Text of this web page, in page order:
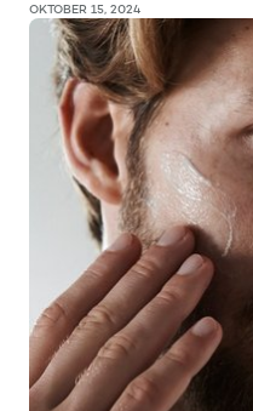
OKTOBER 15, 2024